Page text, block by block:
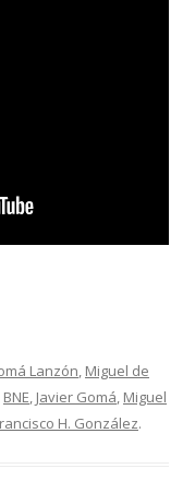
Lanzón, Miguel de
BNE, Javier Gomá, Miguel
H. González.